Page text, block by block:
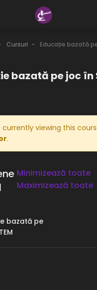
Cursuri Educație bazată
bazată pe joc în
currently viewing this
.
Minimizează toate
Maximizează toate
bazată pe